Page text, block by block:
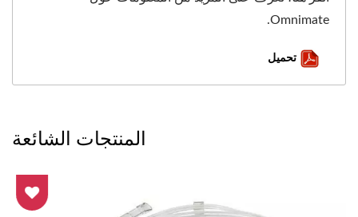
Omnimate.
تحميل
المنتجات الشائعة